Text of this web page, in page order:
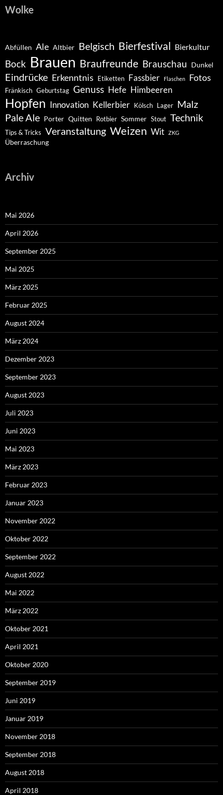
Wolke
Abfüllen Ale Altbier Belgisch Bierfestival Bierkultur
Bock Brauen Braufreunde Brauschau Dunkel
Eindrücke Erkenntnis Etiketten Fassbier Flaschen Fotos
Fränkisch Geburtstag Genuss Hefe Himbeeren
Hopfen Innovation Kellerbier Kölsch Lager Malz
Pale Ale Porter Quitten Rotbier Sommer Stout Technik
Tips & Tricks Veranstaltung Weizen Wit ZKG
Überraschung
Archiv
Mai 2026
April 2026
September 2025
Mai 2025
März 2025
Februar 2025
August 2024
März 2024
Dezember 2023
September 2023
August 2023
Juli 2023
Juni 2023
Mai 2023
März 2023
Februar 2023
Januar 2023
November 2022
Oktober 2022
September 2022
August 2022
Mai 2022
März 2022
Oktober 2021
April 2021
Oktober 2020
September 2019
Juni 2019
Januar 2019
November 2018
September 2018
August 2018
April 2018